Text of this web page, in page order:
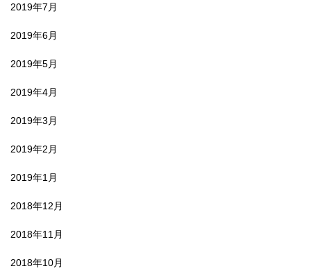
2019年7月
2019年6月
2019年5月
2019年4月
2019年3月
2019年2月
2019年1月
2018年12月
2018年11月
2018年10月